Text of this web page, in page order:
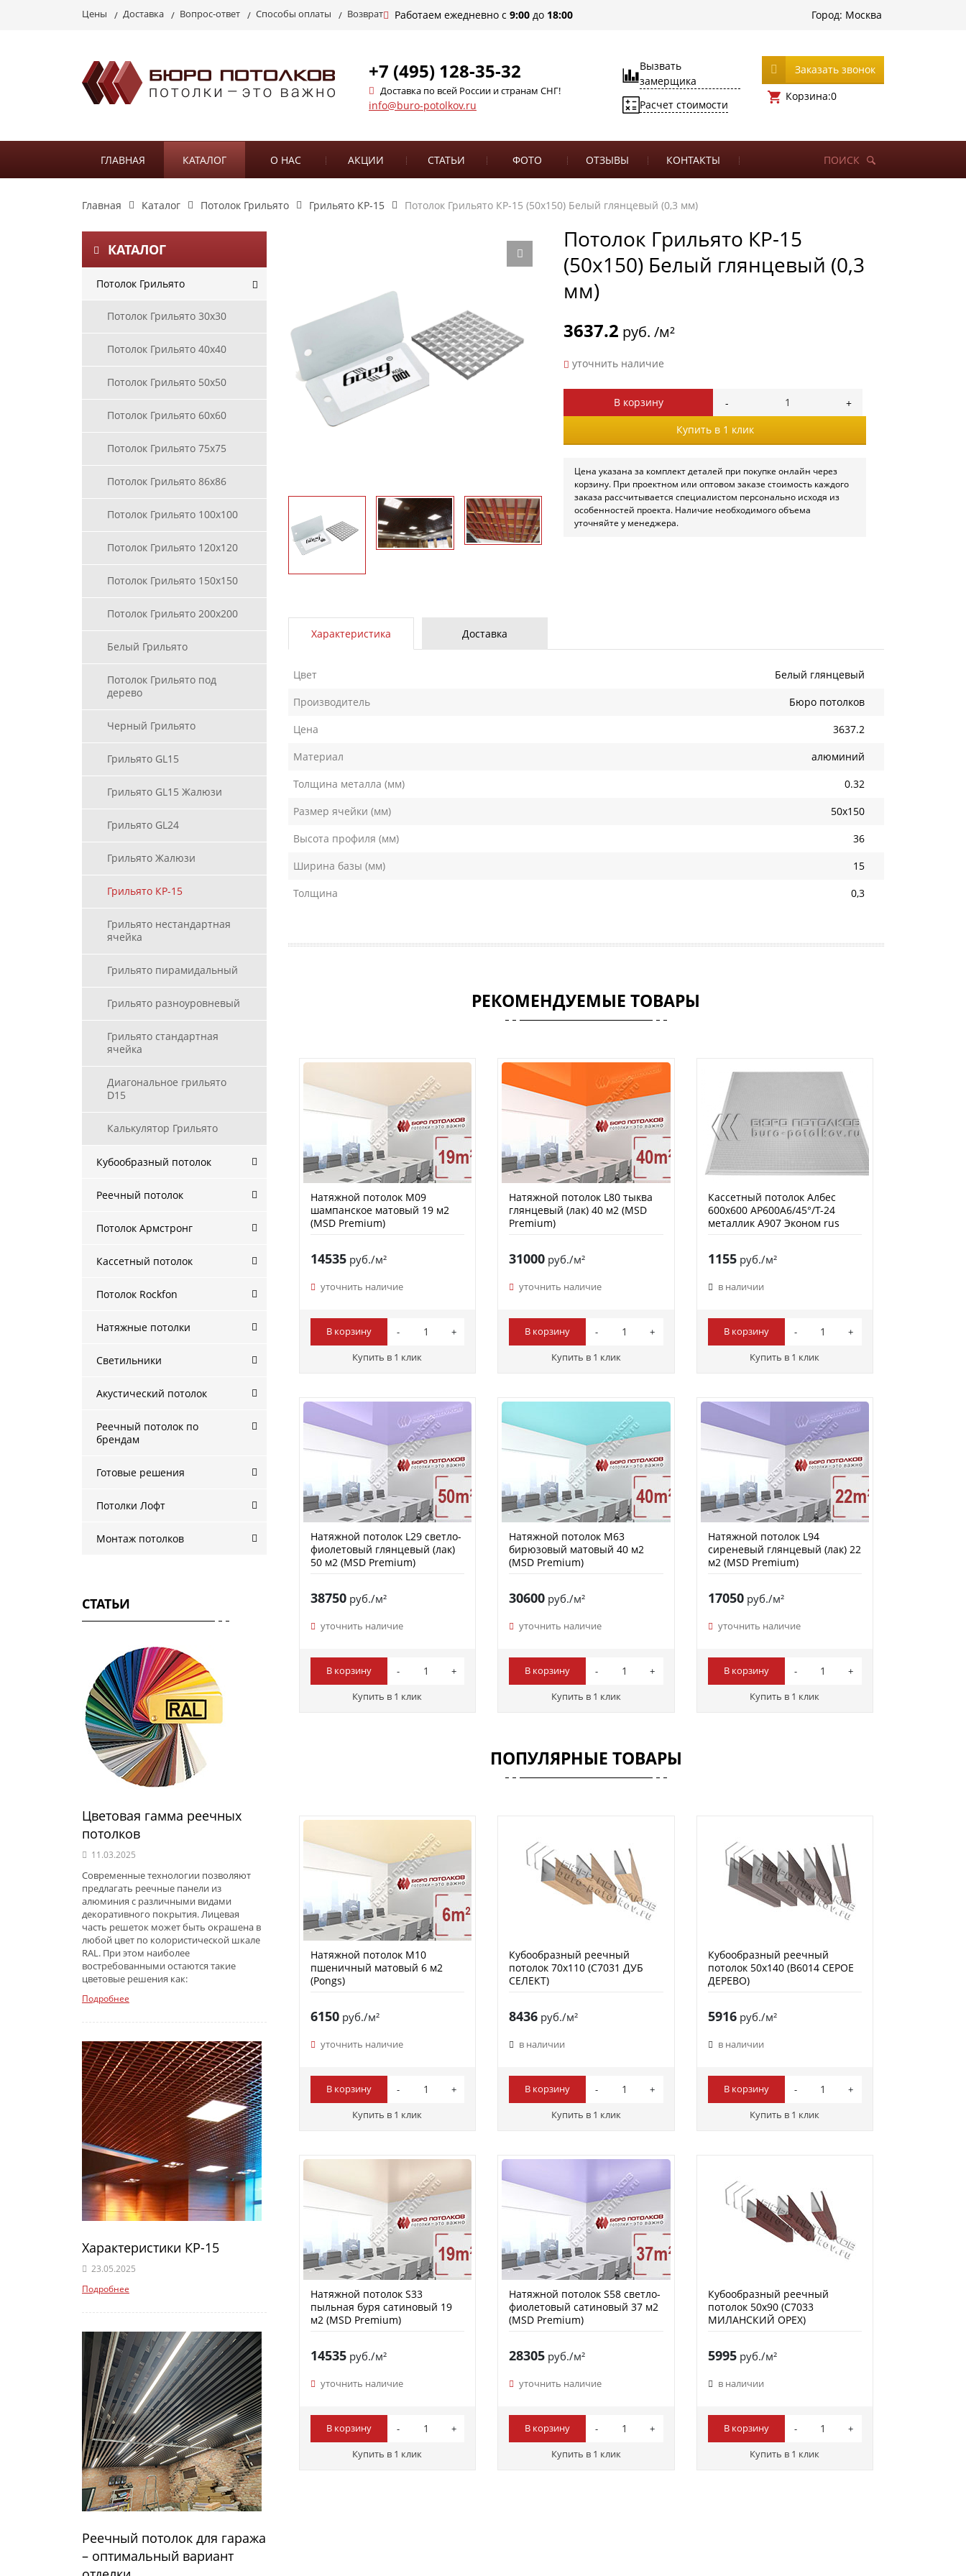
Работаем ежедневно с 9:00 до 18:00 Город: Москва
Цены Доставка Вопрос-ответ Способы оплаты Возврат
+7 (495) 128-35-32
Доставка по всей России и странам СНГ!
info@buro-potolkov.ru
Вызвать
замерщика
Расчет стоимости
Заказать звонок
Корзина:0
ГЛАВНАЯ КАТАЛОГ О НАС АКЦИИ СТАТЬИ ФОТО ОТЗЫВЫ КОНТАКТЫ ПОИСК
Главная Каталог Потолок Грильято Грильято КР-15 Потолок Грильято КР-15 (50х150) Белый глянцевый (0,3 мм)
КАТАЛОГ
Потолок Грильято
Потолок Грильято 30х30
Потолок Грильято 40х40
Потолок Грильято 50х50
Потолок Грильято 60х60
Потолок Грильято 75х75
Потолок Грильято 86х86
Потолок Грильято 100х100
Потолок Грильято 120х120
Потолок Грильято 150х150
Потолок Грильято 200х200
Белый Грильято
Потолок Грильято под
дерево
Черный Грильято
Грильято GL15
Грильято GL15 Жалюзи
Грильято GL24
Грильято Жалюзи
Грильято КР-15
Грильято нестандартная
ячейка
Грильято пирамидальный
Грильято разноуровневый
Грильято стандартная
ячейка
Диагональное грильято
D15
Калькулятор Грильято
Кубообразный потолок
Реечный потолок
Потолок Армстронг
Кассетный потолок
Потолок Rockfon
Натяжные потолки
Светильники
Акустический потолок
Реечный потолок по
брендам
Готовые решения
Потолки Лофт
Монтаж потолков
СТАТЬИ
Цветовая гамма реечных
потолков
11.03.2025
Современные технологии позволяют
предлагать реечные панели из
алюминия с различными видами
декоративного покрытия. Лицевая
часть решеток может быть окрашена в
любой цвет по колористической шкале
RAL. При этом наиболее
востребованными остаются такие
цветовые решения как:
Подробнее
Характеристики КР-15
23.05.2025
Подробнее
Реечный потолок для гаража
– оптимальный вариант
Потолок Грильято КР-15
(50х150) Белый глянцевый (0,3
мм)
3637.2 руб. /м²
уточнить наличие
В корзину
Купить в 1 клик
Цена указана за комплект деталей при покупке онлайн через
корзину. При проектном или оптовом заказе стоимость каждого
заказа рассчитывается специалистом персонально исходя из
особенностей проекта. Наличие необходимого объема
уточняйте у менеджера.
Характеристика Доставка
Цвет
Белый глянцевый
Производитель
Бюро потолков
Цена
3637.2
Материал
алюминий
Толщина металла (мм)
0.32
Размер ячейки (мм)
50х150
Высота профиля (мм)
36
Ширина базы (мм)
15
Толщина
0,3
РЕКОМЕНДУЕМЫЕ ТОВАРЫ
Натяжной потолок M09
шампанское матовый 19 м2
(MSD Premium)
14535руб./м²
уточнить наличие
В корзину
Купить в 1 клик
Натяжной потолок L80 тыква
глянцевый (лак) 40 м2 (MSD
Premium)
31000 руб./м²
уточнить наличие
В корзину
Купить в 1 клик
Кассетный потолок Албес
600х600 AP600A6/45°/Т-24
металлик А907 Эконом rus
1155руб./м²
в наличии
В корзину
Купить в 1 клик
Натяжной потолок L29 светло-
фиолетовый глянцевый (лак)
50 м2 (MSD Premium)
38750руб./м²
уточнить наличие
В корзину
Купить в 1 клик
Натяжной потолок M63
бирюзовый матовый 40 м2
(MSD Premium)
30600 руб./м²
уточнить наличие
В корзину
Купить в 1 клик
Натяжной потолок L94
сиреневый глянцевый (лак) 22
м2 (MSD Premium)
17050руб./м²
уточнить наличие
В корзину
Купить в 1 клик
ПОПУЛЯРНЫЕ ТОВАРЫ
Натяжной потолок M10
пшеничный матовый 6 м2
(Pongs)
6150руб./м²
уточнить наличие
В корзину
Купить в 1 клик
Кубообразный реечный
потолок 70х110 (C7031 ДУБ
СЕЛЕКТ)
8436 руб./м²
в наличии
В корзину
Купить в 1 клик
Кубообразный реечный
потолок 50х140 (B6014 СЕРОЕ
ДЕРЕВО)
5916руб./м²
в наличии
В корзину
Купить в 1 клик
Натяжной потолок S33
пыльная буря сатиновый 19
м2 (MSD Premium)
14535руб./м²
уточнить наличие
В корзину
Купить в 1 клик
Натяжной потолок S58 светло-
фиолетовый сатиновый 37 м2
(MSD Premium)
28305 руб./м²
уточнить наличие
В корзину
Купить в 1 клик
Кубообразный реечный
потолок 50х90 (C7033
МИЛАНСКИЙ ОРЕХ)
5995руб./м²
в наличии
В корзину
Купить в 1 клик